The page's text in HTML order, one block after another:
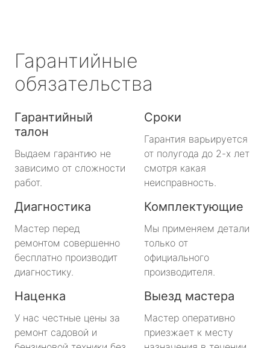
Гарантийные
обязательства
Гарантийный
талон
Выдаем гарантию не
зависимо от сложности
работ.
Сроки
Гарантия варьируется
от полугода до 2-х лет
смотря какая
неисправность.
Диагностика
Мастер перед
ремонтом совершенно
бесплатно производит
диагностику.
Комплектующие
Мы применяем детали
только от
официального
производителя.
Наценка
У нас честные цены за
ремонт садовой и
Выезд мастера
Мастер оперативно
приезжает к месту